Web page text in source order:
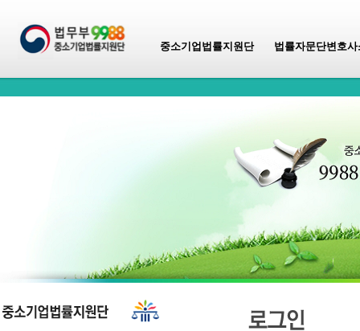
중소기업법률지원단 법률자문단변호사